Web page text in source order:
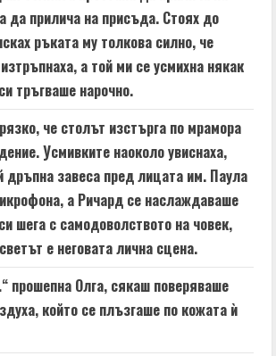
да прилича на присъда. Стоях до
ръката му толкова силно, че
а той ми се усмихна някак
тръгваше нарочно.
че столът изстърга по мрамора
Усмивките наоколо увиснаха,
дръпна завеса пред лицата им. Паула
а Ричард се наслаждаваше
шега с самодоволството на човек,
е неговата лична сцена.
прошепна Олга, сякаш поверяваше
който се плъзгаше по кожата ѝ